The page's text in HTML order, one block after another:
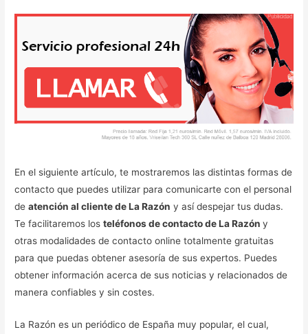
En el siguiente artículo, te mostraremos las distintas formas de
contacto que puedes utilizar para comunicarte con el personal
deatención al cliente de La Razón y así despejar tus dudas.
Te facilitaremos losteléfonos de contacto de La Razóny
otras modalidades de contacto online totalmente gratuitas
para que puedas obtener asesoría de sus expertos. Puedes
obtener información acerca de sus noticias y relacionados de
manera confiables y sin costes.
La Razón es un periódico de España muy popular, el cual,